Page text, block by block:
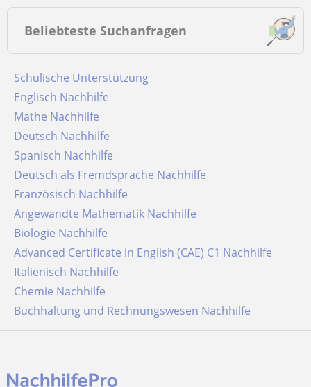
Beliebteste Suchanfragen
Schulische Unterstützung
Englisch Nachhilfe
Mathe Nachhilfe
Deutsch Nachhilfe
Spanisch Nachhilfe
Deutsch als Fremdsprache Nachhilfe
Französisch Nachhilfe
Angewandte Mathematik Nachhilfe
Biologie Nachhilfe
Advanced Certificate in English (CAE) C1 Nachhilfe
Italienisch Nachhilfe
Chemie Nachhilfe
Buchhaltung und Rechnungswesen Nachhilfe